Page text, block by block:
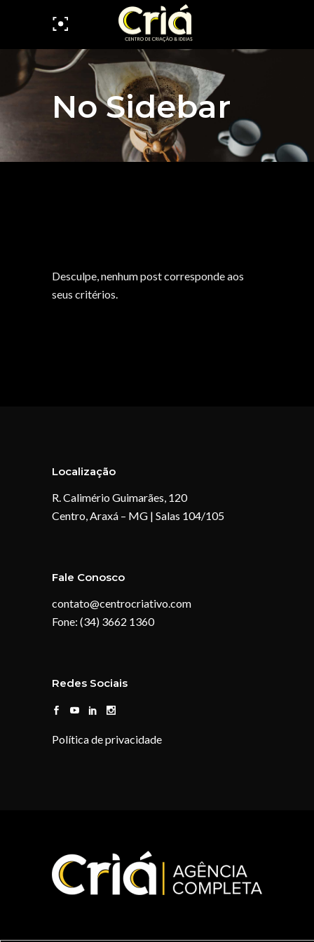
No Sidebar
Desculpe, nenhum post corresponde aos
seus critérios.
Localização
R. Calimério Guimarães, 120
Centro, Araxá – MG | Salas 104/105
Fale Conosco
contato@centrocriativo.com
Fone: (34) 3662 1360
Redes Sociais
Política de privacidade